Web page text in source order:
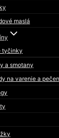
maslá
tyčinky
a smotany
na varenie a